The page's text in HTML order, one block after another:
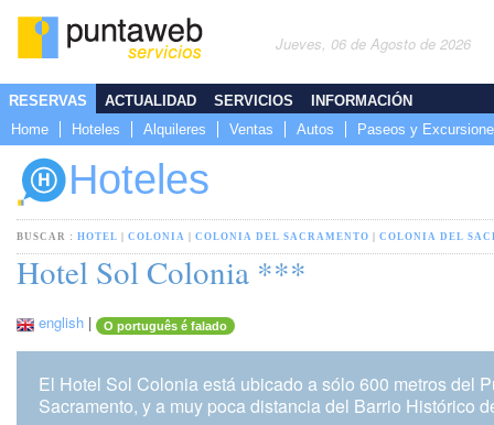
Jueves, 06 de Agosto de 2026
RESERVAS
Home
Hoteles Alquileres Ventas Autos Paseos y
ACTUALIDAD SERVICIOS INFORMACIÓN
Hoteles
BUSCAR : HOTEL COLONIA COLONIA DEL SACRAMENTO COLONIA DEL
Hotel Sol Colonia ***
english | O português é falado
El Hotel Sol Colonia está ubicado a sólo 600 metros del
Sacramento, y a muy poca distancia del Barrio Histórico